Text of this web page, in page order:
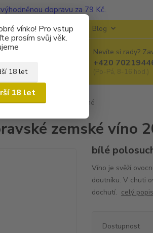
dopravu za 79 Kč.
vínko! Pro vstup
prosím svůj věk.
18 let
18 let
soukromí O vinařstvích Blog
Nevíte si rady?
+420
(Po-Pá, 8-16 hod.)
zemské víno 2019 polosuché
zemské víno
bílé
Víno je svěží
doutníku. V chuti
dochutí. celý popis
Dostupnost